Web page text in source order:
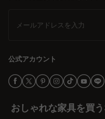
メールアドレスを入力
公式アカウント
おしゃれな家具を買